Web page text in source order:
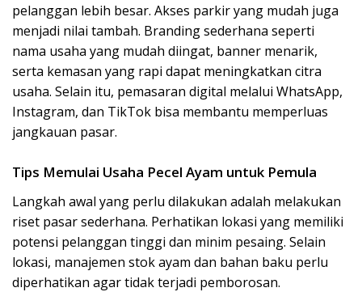
pelanggan lebih besar. Akses parkir yang mudah juga
menjadi nilai tambah. Branding sederhana seperti
nama usaha yang mudah diingat, banner menarik,
serta kemasan yang rapi dapat meningkatkan citra
usaha. Selain itu, pemasaran digital melalui WhatsApp,
Instagram, dan TikTok bisa membantu memperluas
jangkauan pasar.
Tips Memulai Usaha Pecel Ayam untuk Pemula
Langkah awal yang perlu dilakukan adalah melakukan
riset pasar sederhana. Perhatikan lokasi yang memiliki
potensi pelanggan tinggi dan minim pesaing. Selain
lokasi, manajemen stok ayam dan bahan baku perlu
diperhatikan agar tidak terjadi pemborosan.